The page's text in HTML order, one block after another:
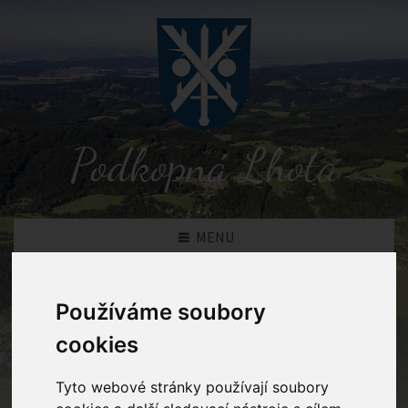
Používáme soubory
cookies
Tyto webové stránky používají soubory
Podkopná Lhota
MENU
Novinky